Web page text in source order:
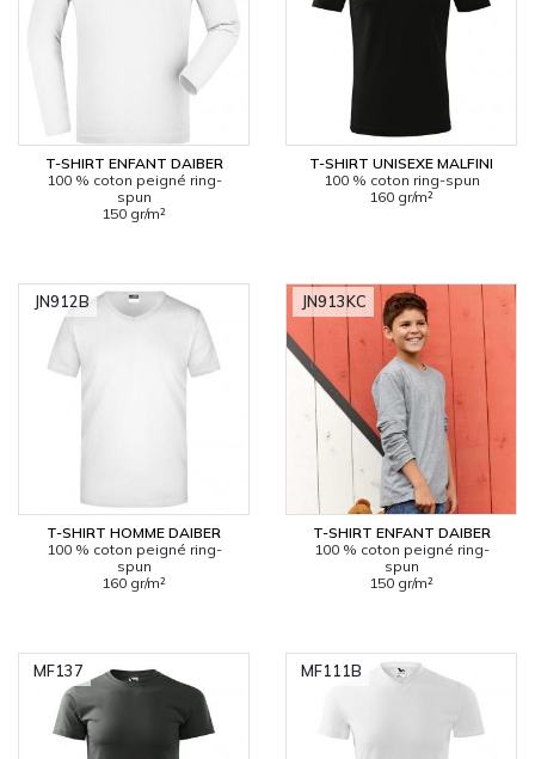
T-SHIRT ENFANT DAIBER
100 % coton peigné ring-
spun
150 gr/m²
T-SHIRT UNISEXE MALFINI
100 % coton ring-spun
160 gr/m²
T-SHIRT HOMME DAIBER
100 % coton peigné ring-
spun
160 gr/m²
JN912B
T-SHIRT ENFANT DAIBER
100 % coton peigné ring-
spun
150 gr/m²
JN913KC
MF137 MF111B